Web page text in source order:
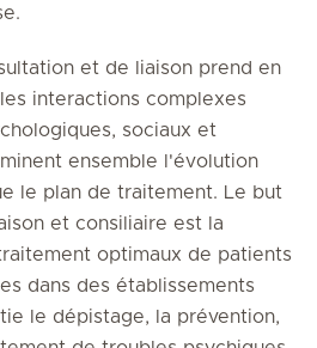
et de liaison prend en
interactions complexes
sociaux et
ensemble l'évolution
le plan de traitement. Le but
et consiliaire est la
optimaux de patients
dans des établissements
le dépistage, la prévention,